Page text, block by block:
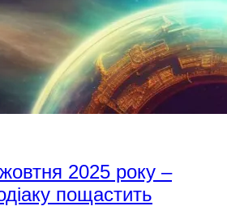
2025 року –
пощастить